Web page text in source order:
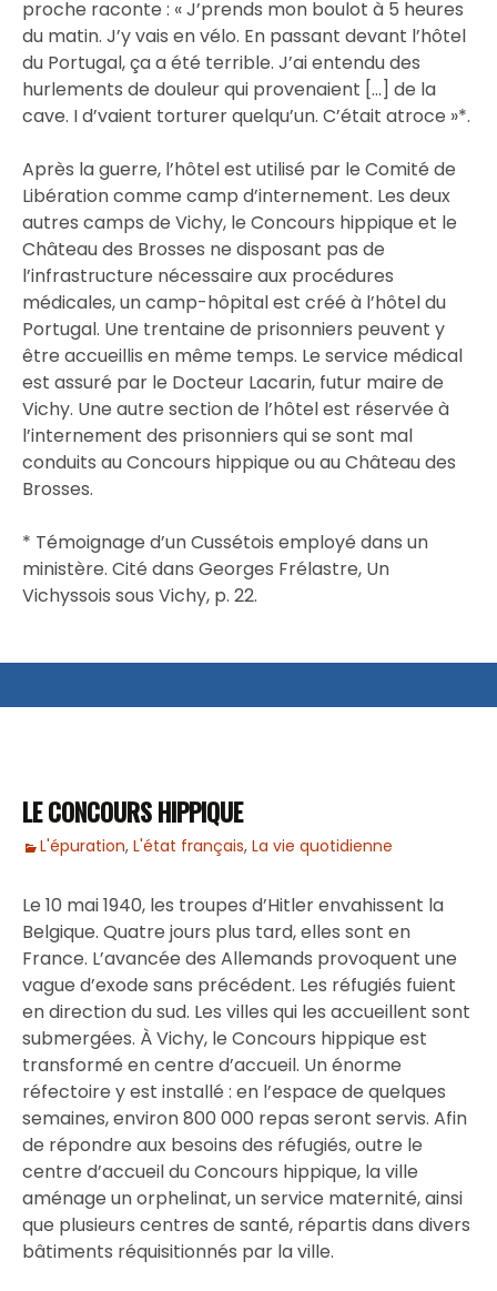
proche raconte : « J’prends mon boulot à 5 heures
du matin. J’y vais en vélo. En passant devant l’hôtel
du Portugal, ça a été terrible. J’ai entendu des
hurlements de douleur qui provenaient […] de la
cave. I d’vaient torturer quelqu’un. C’était atroce »*.
Après la guerre, l’hôtel est utilisé par le Comité de
Libération comme camp d’internement. Les deux
autres camps de Vichy, le Concours hippique et le
Château des Brosses ne disposant pas de
l’infrastructure nécessaire aux procédures
médicales, un camp-hôpital est créé à l’hôtel du
Portugal. Une trentaine de prisonniers peuvent y
être accueillis en même temps. Le service médical
est assuré par le Docteur Lacarin, futur maire de
Vichy. Une autre section de l’hôtel est réservée à
l’internement des prisonniers qui se sont mal
conduits au Concours hippique ou au Château des
Brosses.
* Témoignage d’un Cussétois employé dans un
ministère. Cité dans Georges Frélastre, Un
Vichyssois sous Vichy, p. 22.
LE CONCOURS HIPPIQUE
L'épuration, L'état français, La vie quotidienne
Le 10 mai 1940, les troupes d’Hitler envahissent la
Belgique. Quatre jours plus tard, elles sont en
France. L’avancée des Allemands provoquent une
vague d’exode sans précédent. Les réfugiés fuient
en direction du sud. Les villes qui les accueillent sont
submergées. À Vichy, le Concours hippique est
transformé en centre d’accueil. Un énorme
réfectoire y est installé : en l’espace de quelques
semaines, environ 800 000 repas seront servis. Afin
de répondre aux besoins des réfugiés, outre le
centre d’accueil du Concours hippique, la ville
aménage un orphelinat, un service maternité, ainsi
que plusieurs centres de santé, répartis dans divers
bâtiments réquisitionnés par la ville.